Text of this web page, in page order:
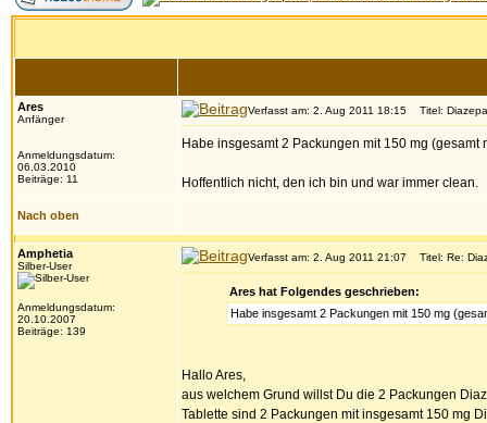
Ares
Anfänger
Anmeldungsdatum:
06.03.2010
Beiträge: 11
Verfasst am: 2. Aug 2011 18:15 Titel:
Habe insgesamt 2 Packungen mit 150 mg
Hoffentlich nicht, den ich bin und war immer clean.
Nach oben
Amphetia
Silber-User
Anmeldungsdatum:
20.10.2007
Beiträge: 139
Verfasst am: 2. Aug 2011 21:07 Titel: Re:
Ares hat Folgendes geschrieben:
Habe insgesamt 2 Packungen mit 150 mg
Hallo Ares,
aus welchem Grund willst Du die 2 Packungen
Tablette sind 2 Packungen mit insgesamt 150 mg